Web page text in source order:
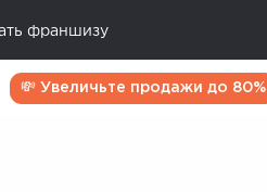
франшизу
💸 Увеличьте продажи до 80%